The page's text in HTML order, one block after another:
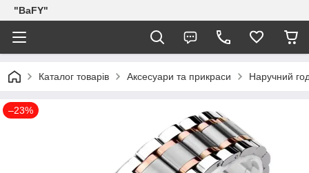
"BaFY"
Каталог товарів Аксесуари та прикраси Наручний
–23%